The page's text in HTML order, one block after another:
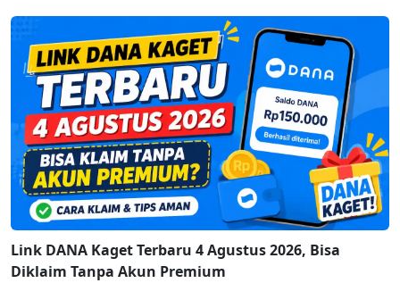
Link DANA Kaget Terbaru 4 Agustus 2026, Bisa
Diklaim Tanpa Akun Premium